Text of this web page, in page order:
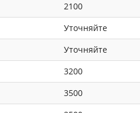
2100
Уточняйте
Уточняйте
3200
3500